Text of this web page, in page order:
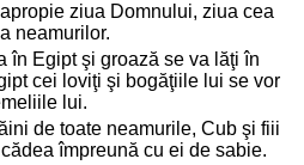
ziua Domnului, ziua cea
neamurilor.
în Egipt şi groază se va lăţi în
cei loviţi şi bogăţiile lui se vor
lui.
de toate neamurile, Cub şi fiii
împreună cu ei de sabie.